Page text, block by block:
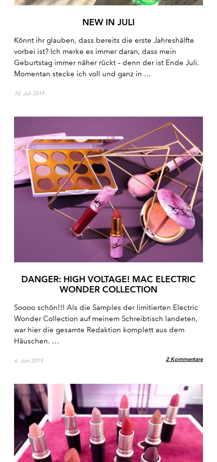
NEW IN JULI
Könnt ihr glauben, dass bereits die erste Jahreshälfte
vorbei ist? Ich merke es immer daran, dass mein
Geburtstag immer näher rückt – denn der ist Ende Juli.
Momentan stecke ich voll und ganz in …
10. Juli 2019
DANGER: HIGH VOLTAGE! MAC ELECTRIC
WONDER COLLECTION
Soooo schön!!! Als die Samples der limitierten Electric
Wonder Collection auf meinem Schreibtisch landeten,
war hier die gesamte Redaktion komplett aus dem
Häuschen. …
6. Juni 2019 2 Kommentare